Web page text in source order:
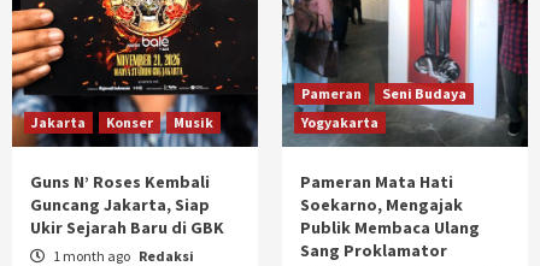
Jakarta Konser Musik
Guns N’ Roses Kembali
Guncang Jakarta, Siap
Ukir Sejarah Baru di GBK
1 month ago Redaksi
Pameran
Seni Budaya
Yogyakarta
Pameran Mata Hati
Soekarno, Mengajak
Publik Membaca Ulang
Sang Proklamator